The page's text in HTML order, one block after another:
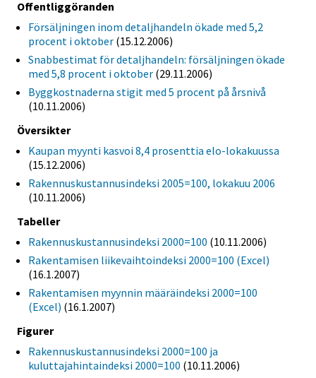
Offentliggöranden
Försäljningen inom detaljhandeln ökade med 5,2
procent i oktober (15.12.2006)
Snabbestimat för detaljhandeln: försäljningen ökade
med 5,8 procent i oktober (29.11.2006)
Byggkostnaderna stigit med 5 procent på årsnivå
(10.11.2006)
Översikter
Kaupan myynti kasvoi 8,4 prosenttia elo-lokakuussa
(15.12.2006)
Rakennuskustannusindeksi 2005=100, lokakuu 2006
(10.11.2006)
Tabeller
Rakennuskustannusindeksi 2000=100 (10.11.2006)
Rakentamisen liikevaihtoindeksi 2000=100 (Excel)
(16.1.2007)
Rakentamisen myynnin määräindeksi 2000=100
(Excel) (16.1.2007)
Figurer
Rakennuskustannusindeksi 2000=100 ja
kuluttajahintaindeksi 2000=100 (10.11.2006)